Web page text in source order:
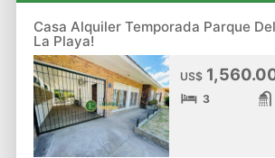
Casa Alquiler Temporada Parque
La Playa!
US$
3